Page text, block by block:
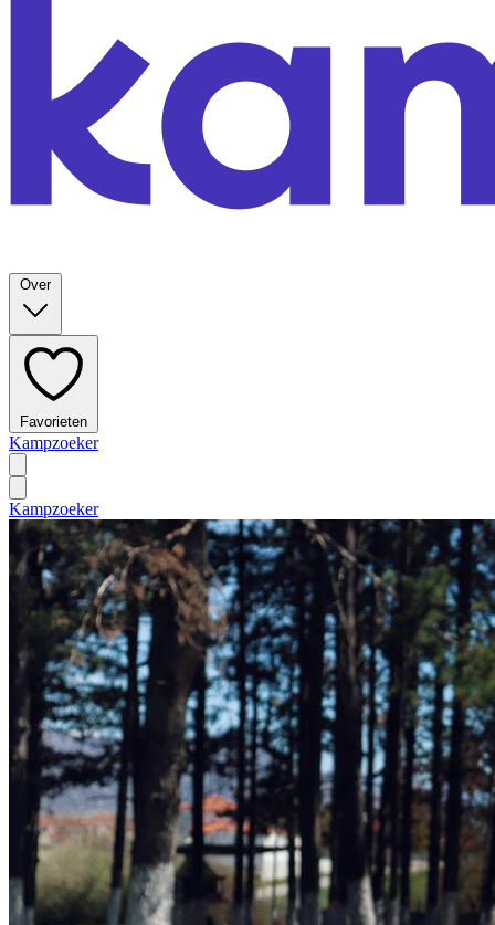
Over
Favorieten
Kampzoeker
Kampzoeker